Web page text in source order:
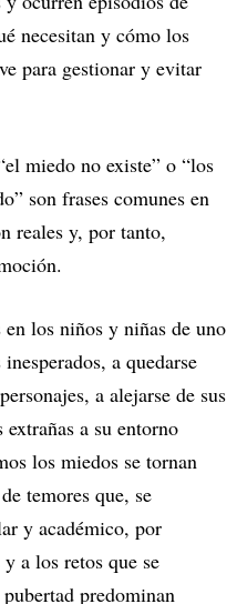
necesitan y cómo los
para gestionar y evitar
miedo no existe” o “los
son frases comunes en
reales y, por tanto,
los niños y niñas de uno
a quedarse
a alejarse de sus
a su entorno
los miedos se tornan
temores que, se
y académico, por
a los retos que se
predominan